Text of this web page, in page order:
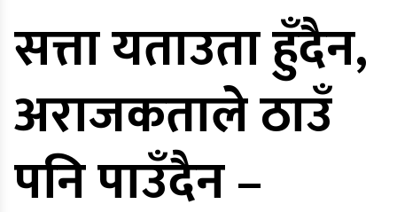
सत्ता यताउता हुँदैन,
अराजकताले ठाउँ
पनि पाउँदैन –